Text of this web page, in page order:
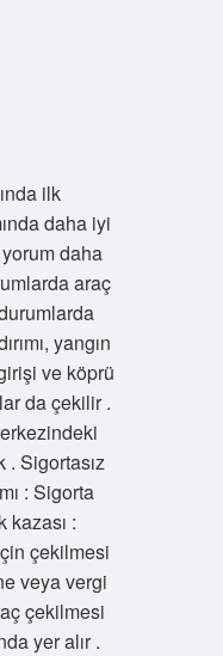
ilk
daha iyi
daha
araç
yangın
ve köprü
da çekilir .
. Sigortasız
: Sigorta
kazası :
çekilmesi
veya vergi
çekilmesi
yer alır .